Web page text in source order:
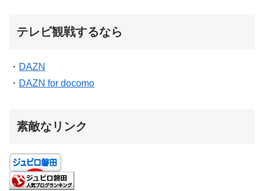
テレビ観戦するなら
・ DAZN
・ DAZN for docomo
素敵なリンク